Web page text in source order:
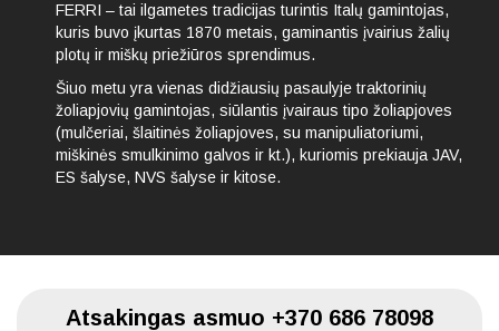
FERRI – tai ilgametes tradicijas turintis Italų gamintojas,
kuris buvo įkurtas 1870 metais, gaminantis įvairius žalių
plotų ir miškų priežiūros sprendimus.
Šiuo metu yra vienas didžiausių pasaulyje traktorinių
žoliapjovių gamintojas, siūlantis įvairaus tipo žoliapjoves
(mulčeriai, šlaitinės žoliapjoves, su manipuliatoriumi,
miškinės smulkinimo galvos ir kt.), kuriomis prekiauja JAV,
ES šalyse, NVS šalyse ir kitose.
Atsakingas asmuo +370 686 78098